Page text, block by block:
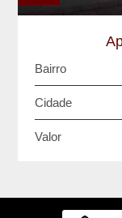
Bairro
Cidade
Valor